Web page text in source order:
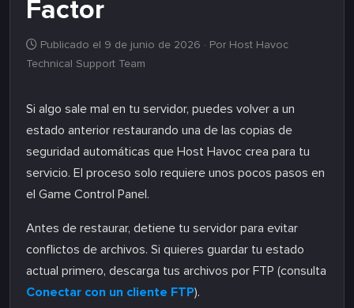
Factor
Publicado el 9 de junio de 2026 · Por Host Havoc
Technical Support Team
Si algo sale mal en tu servidor, puedes volver a un
estado anterior restaurando una de las copias de
seguridad automáticas que Host Havoc crea para tu
servicio. El proceso solo requiere unos pocos pasos en
el Game Control Panel.
Antes de restaurar, detiene tu servidor para evitar
conflictos de archivos. Si quieres guardar tu estado
actual primero, descarga tus archivos por FTP (consulta
Conectar con un cliente FTP).